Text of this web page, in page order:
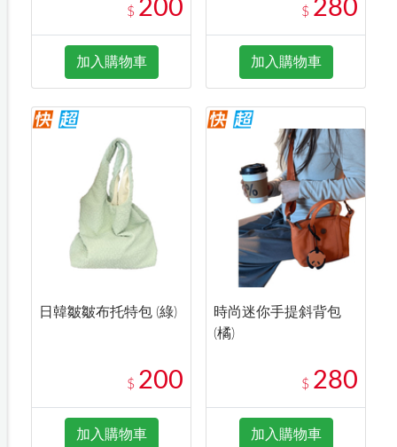
$ 200
加入購物車
$ 280
加入購物車
日韓皺皺布托特包 (綠)
$ 200
加入購物車
時尚迷你手提斜背包
(橘)
$ 280
加入購物車